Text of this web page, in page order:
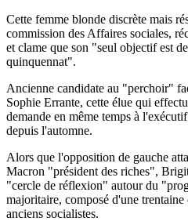
Cette femme blonde discrète mais
commission des Affaires sociales,
et clame que son "seul objectif est
quinquennat".
Ancienne candidate au "perchoir"
Sophie Errante, cette élue qui
demande en même temps à
depuis l'automne.
Alors que l'opposition de gauche
Macron "président des riches",
"cercle de réflexion" autour du
majoritaire, composé d'une
anciens socialistes.